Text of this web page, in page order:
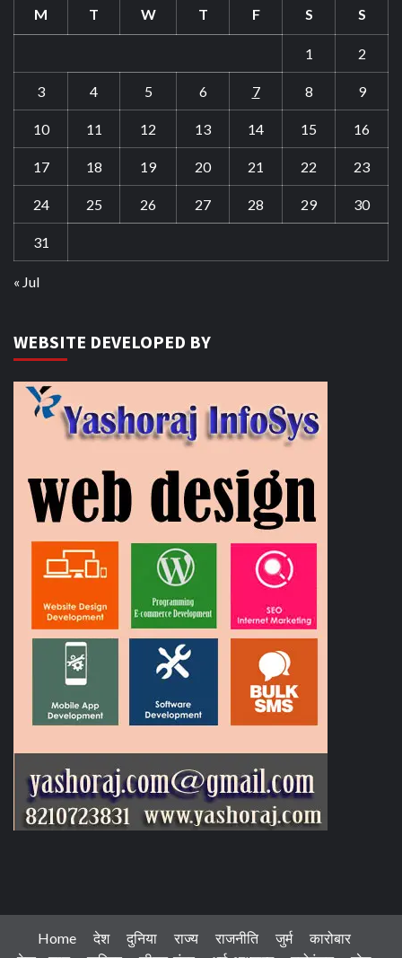
M T W T F S S
1 2
3 4 5 6 7 8 9
10 11 12 13 14 15 16
17 18 19 20 21 22 23
24 25 26 27 28 29 30
31
« Jul
WEBSITE DEVELOPED BY
Home देश दुनिया राज्य राजनीति जुर्म
कारोबार